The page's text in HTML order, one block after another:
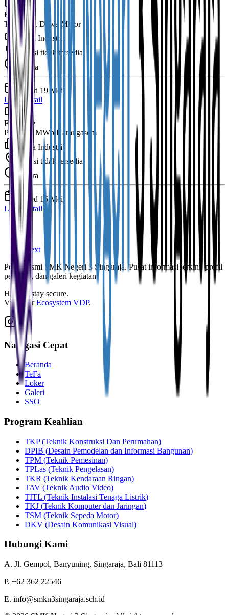
Full Time
Toko UD. Dewa Motor
Mitra Industri
Lokasi tidak tersedia
Segera
Posted 19 Mei
Lihat Detail
Full Time
PLTS 25 MWp Karangasem
Mitra Industri
Lokasi tidak tersedia
Segera
Posted 16 Mei
Lihat Detail
1
2
Next
Portal resmi SMK Negeri 3 Singaraja. Pusat informasi terkini, profil
pengajar, dan galeri kegiatan.
Help us stay secure.
View our Ecosystem VDP.
Navigasi Cepat
Beranda
TeFa
Loker
Galeri
SSO
Program Keahlian
TKP (Teknik Konstruksi Dan Perumahan)
DPIB (Desain Pemodelan dan Informasi Bangunan)
TPM (Teknik Pemesinan)
TPLas (Teknik Pengelasan)
TKR (Teknik Kendaraan Ringan)
TAV (Teknik Audio Video)
TITL (Teknik Instalasi Tenaga Listrik)
TKJ (Teknik Komputer dan Jaringan)
TSM (Teknik Sepeda Motor)
DKV (Desain Komunikasi Visual)
Hubungi Kami
A. Jl. Gempol, Banyuning, Singaraja, Bali 81113
P. +62 362 22546
E. info@smkn3singaraja.sch.id